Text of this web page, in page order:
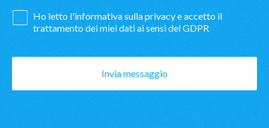
Ho letto l'informativa sulla privacye accetto il
trattamento dei miei dati ai sensi del GDPR
Invia messaggio